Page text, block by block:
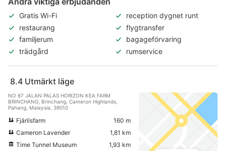
Gratis Wi-Fi
reception dygnet runt
restaurang
flygtransfer
familjerum
bagageförvaring
trädgård
rumservice
8.4 Utmärkt läge
NO 67 JALAN PALAS HORIZON KEA FARM
BRINCHANG, Brinchang, Cameron Highlands,
Pahang, Malaysia, 39010
Fjärilsfarm
160 m
Cameron Lavender
1,81 km
Time Tunnel Museum
1,93 km